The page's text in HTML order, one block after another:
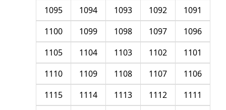
1091
1092
1093
1094
1095
1096
1097
1098
1099
1100
1101
1102
1103
1104
1105
1106
1107
1108
1109
1110
1111
1112
1113
1114
1115